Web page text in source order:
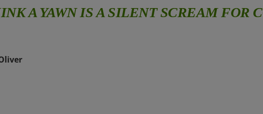
A YAWN IS A SILENT SCREAM FOR